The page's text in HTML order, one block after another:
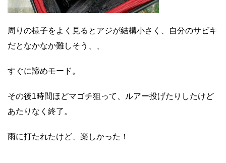
周りの様子をよく見るとアジが結構小さく、自分のサビキ
だとなかなか難しそう、、
すぐに諦めモード。
その後1時間ほどマゴチ狙って、ルアー投げたりしたけど
あたりなく終了。
雨に打たれたけど、楽しかった！